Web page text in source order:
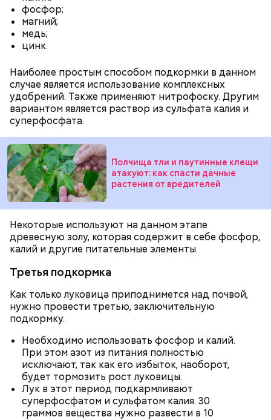
фосфор;
магний;
медь;
цинк.
Наиболее простым способом подкормки в данном
случае является использование комплексных
удобрений. Также применяют нитрофоску. Другим
вариантом является раствор из сульфата калия и
суперфосфата.
Полчища тли и паутинные клещи
атакуют: как спасти дачные
растения от вредителей
Некоторые используют на данном этапе
древесную золу, которая содержит в себе фосфор,
калий и другие питательные элементы.
Третья подкормка
Как только луковица приподнимется над почвой,
нужно провести третью, заключительную
подкормку.
Необходимо использовать фосфор и калий.
При этом азот из питания полностью
исключают, так как его избыток, наоборот,
будет тормозить рост луковицы.
Лук в этот период подкармливают
суперфосфатом и сульфатом калия. 30
граммов вещества нужно развести в 10
Ингредиенты:
растительное масло;
помидоры черри либо грунтовые.
Терапевт Кондрахин назвал
продукты и напитки, которые
выводят токсины из организма
Ранние плоды, по словам врача, лучше не есть:
беременным, кормящим женщинам;
людям с ослабленной иммунной системой;
детям.
Чистит сосуды и защищает от
рака: чем полезен кресс-салат